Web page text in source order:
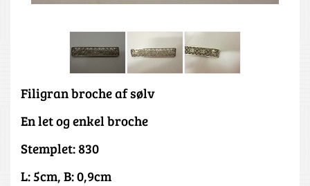
Filigran broche af sølv
En let og enkel broche
Stemplet: 830
L: 5cm, B: 0,9cm